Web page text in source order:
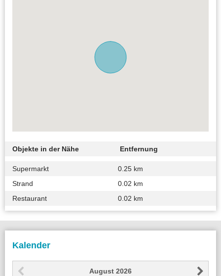
Objekte in der Nähe Entfernung
Supermarkt
0.25 km
Strand
0.02 km
Restaurant
0.02 km
Kalender
August 2026